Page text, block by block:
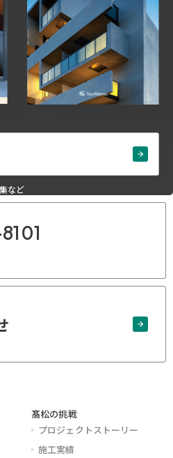
など
髙松の挑戦
プロジェクトストーリー
施工実績